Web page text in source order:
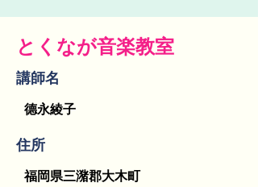
とくなが音楽教室
講師名
德永綾子
​住所
福岡県三潴郡大木町